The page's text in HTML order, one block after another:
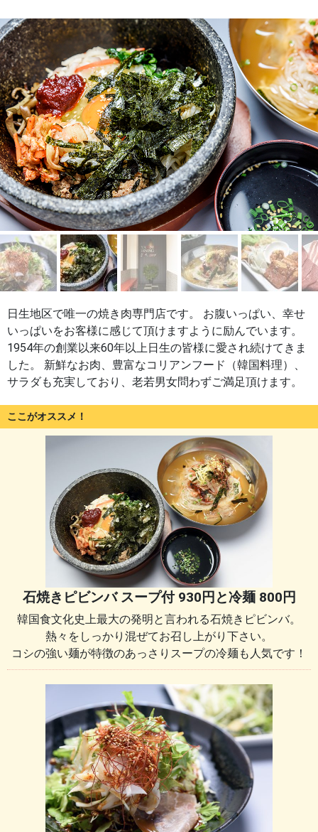
日生地区で唯一の焼き肉専門店です。 お腹いっぱい、幸せ
いっぱいをお客様に感じて頂けますように励んでいます。
1954年の創業以来60年以上日生の皆様に愛され続けてきま
した。 新鮮なお肉、豊富なコリアンフード（韓国料理）、
サラダも充実しており、老若男女問わずご満足頂けます。
ここがオススメ！
石焼きピビンバ スープ付 930円と冷麺 800円
韓国食文化史上最大の発明と言われる石焼きピビンバ。
熱々をしっかり混ぜてお召し上がり下さい。
コシの強い麺が特徴のあっさりスープの冷麺も人気です！